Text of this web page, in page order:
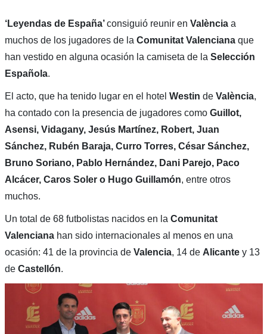
‘Leyendas de España’consiguió reunir en Valènciaa
muchos de los jugadores de la Comunitat Valenciana que
han vestido en alguna ocasión la camiseta de la Selección
Española.
El acto, que ha tenido lugar en el hotel Westin de València,
ha contado con la presencia de jugadores como Guillot,
Asensi, Vidagany, Jesús Martínez, Robert, Juan
Sánchez, Rubén Baraja, Curro Torres, César Sánchez,
Bruno Soriano, Pablo Hernández, Dani Parejo, Paco
Alcácer, Caros Soler o Hugo Guillamón, entre otros
muchos.
Un total de 68 futbolistas nacidos en la Comunitat
Valenciana han sido internacionales al menos en una
ocasión: 41 de la provincia de Valencia, 14 de Alicantey 13
de Castellón.